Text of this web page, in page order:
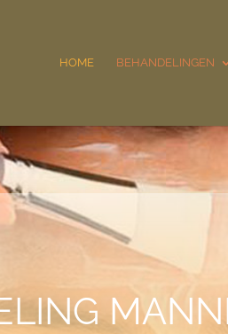
HOME BEHANDELINGEN